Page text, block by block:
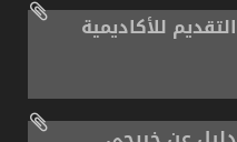
التقديم للأكاديمية